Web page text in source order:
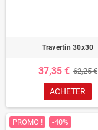
Travertin 30x30
37,35 € 62,25 €
ACHETER
PROMO ! -40%